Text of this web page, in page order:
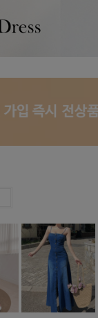
Next